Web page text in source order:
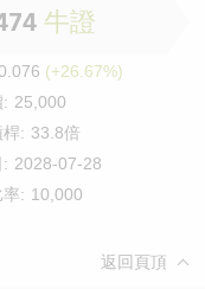
牛證
(+26.67%)
25,000
桿: 33.8倍
2028-07-28
: 10,000
返回頁頂